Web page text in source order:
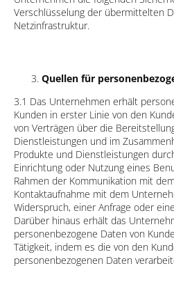
Verschlüsselung der übermittelten
Netzinfrastruktur.
Quellen für
3.1 Das Unternehmen erhält
Kunden in erster Linie von den
von Verträgen über die
Dienstleistungen und im
Produkte und Dienstleistungen
Einrichtung oder Nutzung eines
Rahmen der Kommunikation mit
Kontaktaufnahme mit dem
Widerspruch, einer Anfrage oder
Darüber hinaus erhält das
personenbezogene Daten von
Tätigkeit, indem es die von den
personenbezogenen Daten